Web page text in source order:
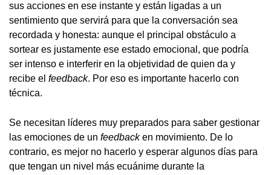
sus acciones en ese instante y están ligadas a un
sentimiento que servirá para que la conversación sea
recordada y honesta: aunque el principal obstáculo a
sortear es justamente ese estado emocional, que podría
ser intenso e interferir en la objetividad de quien da y
recibe el feedback. Por eso es importante hacerlo con
técnica.
Se necesitan líderes muy preparados para saber gestionar
las emociones de un feedbacken movimiento. De lo
contrario, es mejor no hacerlo y esperar algunos días para
que tengan un nivel más ecuánime durante la